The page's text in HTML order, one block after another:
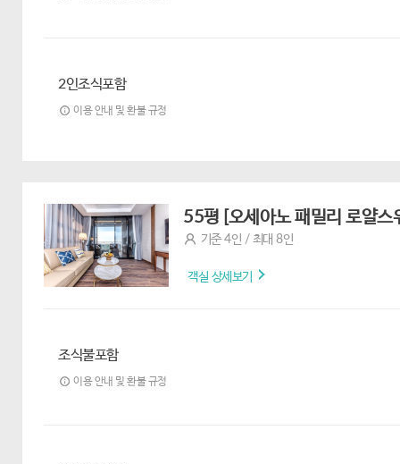
2인조식포함
이용 안내 및 환불 규정
55평 [오세아노 패밀리 로얄
기준 4인 / 최대 8인
객실 상세보기
조식불포함
이용 안내 및 환불 규정